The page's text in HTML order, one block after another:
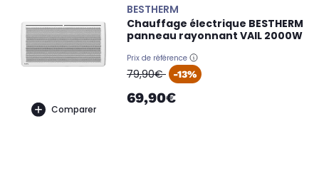
Comparer
BESTHERM
Chauffage électrique BESTHERM
panneau rayonnant VAIL 2000W
Prix de référence
oldPrice
79,90€ -13%
69,90€